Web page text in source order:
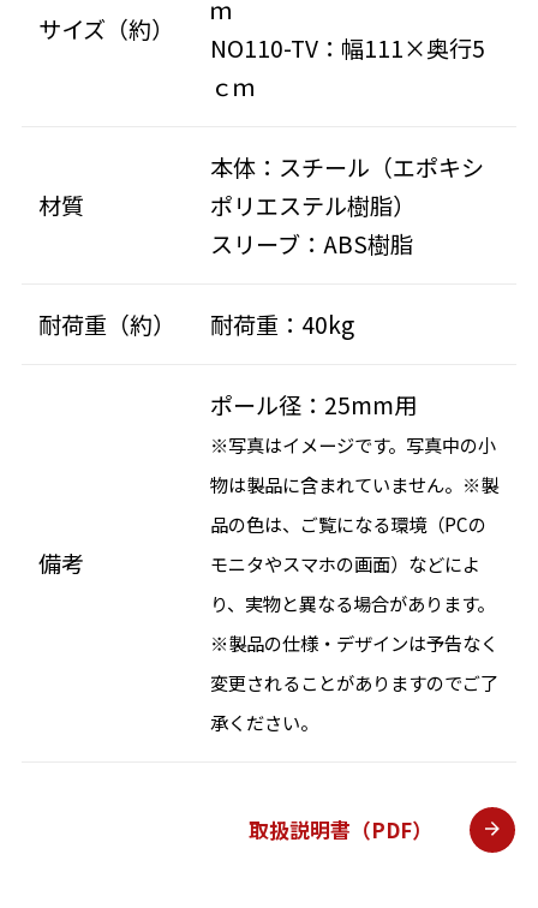
サイズ（約）
ｍ
NO110-TV：幅111×奥行5
ｃｍ
材質
本体：スチール（エポキシ
ポリエステル樹脂）
スリーブ：ABS樹脂
耐荷重（約） 耐荷重：40kg
備考
ポール径：25mm用
※写真はイメージです。写真中の小
物は製品に含まれていません。※製
品の色は、ご覧になる環境（PCの
モニタやスマホの画面）などによ
り、実物と異なる場合があります。
※製品の仕様・デザインは予告なく
変更されることがありますのでご了
承ください。
取扱説明書（PDF）